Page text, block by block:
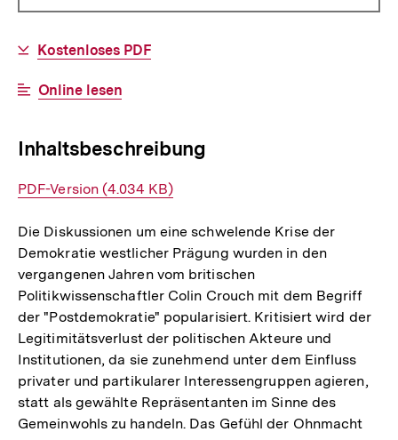
NICHT
Download-
Kostenloses PDF
Interner
Online lesen
Inhaltsbeschreibung
Interner
PDF-Version (4.034 KB)
Die Diskussionen um eine schwelende Krise der
Demokratie westlicher Prägung wurden in den
vergangenen Jahren vom britischen
Politikwissenschaftler Colin Crouch mit dem Begriff
der "Postdemokratie" popularisiert. Kritisiert wird der
Legitimitätsverlust der politischen Akteure und
Institutionen, da sie zunehmend unter dem Einfluss
privater und partikularer Interessengruppen agieren,
statt als gewählte Repräsentanten im Sinne des
Gemeinwohls zu handeln. Das Gefühl der Ohnmacht